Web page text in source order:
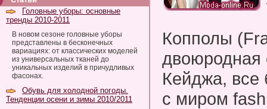
Головные уборы: основные
тренды 2010-2011
В новом сезоне головные уборы
представлены в бесконечных
вариациях: от классических моделей
из универсальных тканей до
уникальных изделий в причудливых
фасонах.
Обувь для холодной погоды.
Тенденции осени и зимы 2010/2011
Копполы
двоюродная
Кейджа, все
с миром